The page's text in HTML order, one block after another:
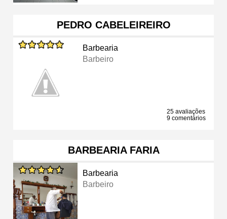
PEDRO CABELEIREIRO
Barbearia
Barbeiro
25 avaliações
9 comentários
BARBEARIA FARIA
Barbearia
Barbeiro